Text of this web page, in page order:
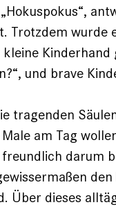
Trotzdem wurde
und brave
tragenden
am Tag
darum
Über dieses